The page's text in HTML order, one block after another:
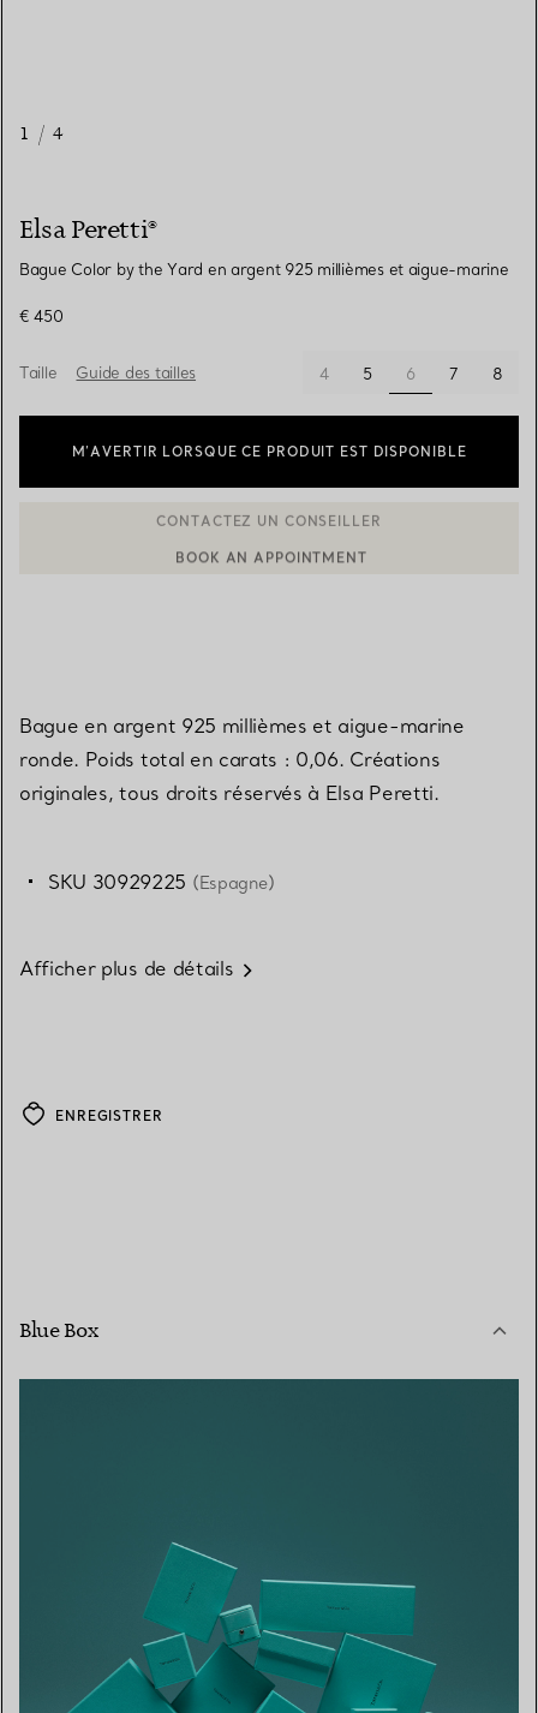
1 / 4
Elsa Peretti®
Bague Color by the Yard en argent 925 millièmes et aigue-marine
€ 450
Taille Guide des tailles 4 5 6sélectionnés
7 8
M’AVERTIR LORSQUE CE PRODUIT EST DISPONIBLE
Bague en argent 925 millièmes et aigue-marine
ronde. Poids total en carats : 0,06. Créations
originales, tous droits réservés à Elsa Peretti.
SKU 30929225 (Espagne)
Afficher plus de détails
ENREGISTRER
Blue Box